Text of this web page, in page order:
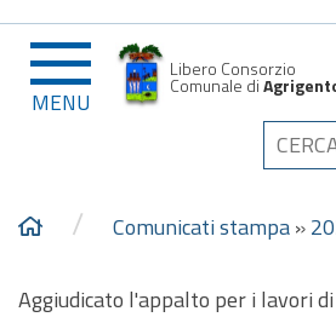
MENU
Libero Consorzio
Comunale di
/ Comunicati stampa»
Aggiudicato l'appalto per i lavori